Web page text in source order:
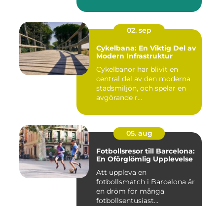
02. sep
Cykelbana: En Viktig Del av
Modern Infrastruktur
Cykelbanor har blivit en
central del av den moderna
stadsmiljön, och spelar en
avgörande r...
05. aug
Fotbollsresor till Barcelona:
En Oförglömlig Upplevelse
Att uppleva en
fotbollsmatch i Barcelona är
en dröm för många
fotbollsentusiast...